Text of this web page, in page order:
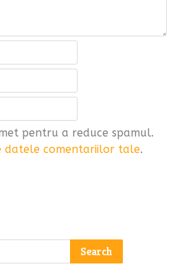
pentru a reduce spamul.
datele comentariilor tale.
Search